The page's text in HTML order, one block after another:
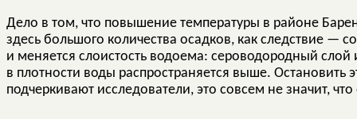
Дело в том, что повышение температуры в районе
здесь большого количества осадков, как следствие —
и меняется слоистость водоема: сероводородный
в плотности воды распространяется выше. Остановить
подчеркивают исследователи, это совсем не значит,